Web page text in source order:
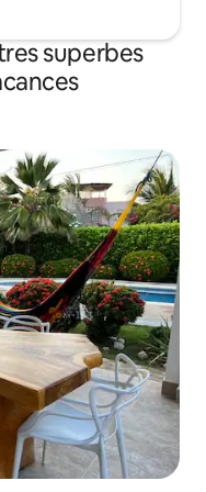
superbes